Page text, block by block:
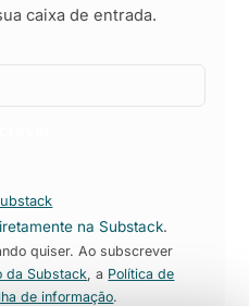
caixa de entrada.
na Substack.
quiser. Ao subscrever
da Substack, a Política de
de informação.